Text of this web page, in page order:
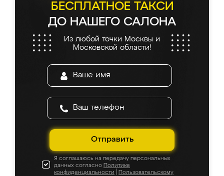
БЕСПЛАТНОЕ ТАКСИ
ДО НАШЕГО САЛОНА
Из любой точки Москвы и
Московской области!
Отправить
Я соглашаюсь на передачу персональных
данных согласно Политике
конфиденциальности
Пользовательскому